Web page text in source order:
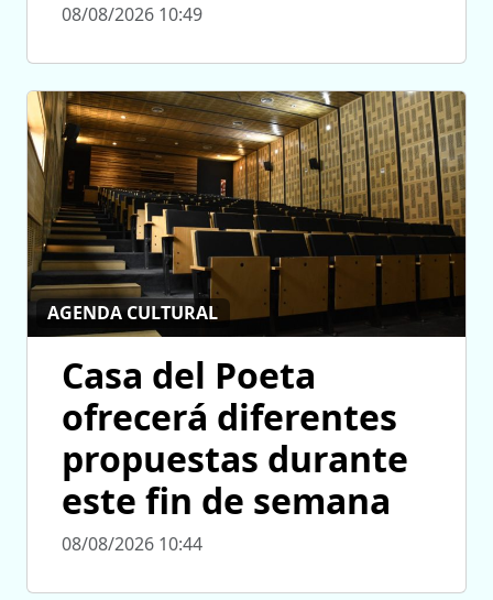
08/08/2026 10:49
AGENDA CULTURAL
Casa del Poeta
ofrecerá diferentes
propuestas durante
este fin de semana
08/08/2026 10:44